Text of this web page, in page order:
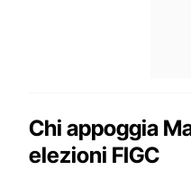
Chi appoggia
elezioni FIGC